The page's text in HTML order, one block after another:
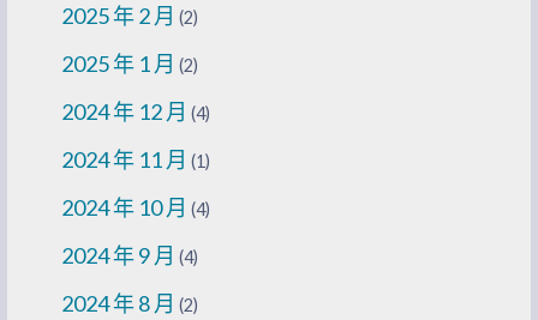
2025 年 2 月 (2)
2025 年 1 月 (2)
2024 年 12 月 (4)
2024 年 11 月 (1)
2024 年 10 月 (4)
2024 年 9 月 (4)
2024 年 8 月 (2)